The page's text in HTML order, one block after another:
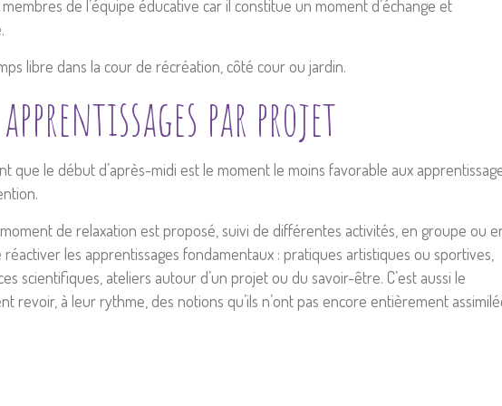
de l’équipe éducative car il constitue un moment d’échange et
libre dans la cour de récréation, côté cour ou jardin.
par projet
que le début d’après-midi est le moment le moins favorable aux
de relaxation est proposé, suivi de différentes activités, en groupe ou
les apprentissages fondamentaux : pratiques artistiques ou sportives,
scientifiques, ateliers autour d’un projet ou du savoir-être. C’est aussi le
revoir, à leur rythme, des notions qu’ils n’ont pas encore entièrement